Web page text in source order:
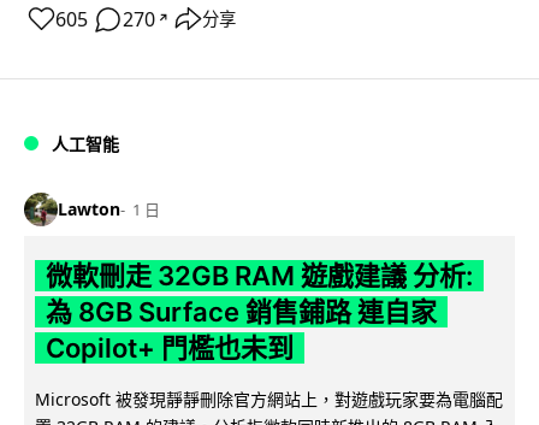
605 270 ↗ 分享
人工智能
Lawton 1 日
微軟刪走 32GB RAM 遊戲建議 分析:
為 8GB Surface 銷售鋪路 連自家
Copilot+ 門檻也未到
Microsoft 被發現靜靜刪除官方網站上，對遊戲玩家要為電腦配